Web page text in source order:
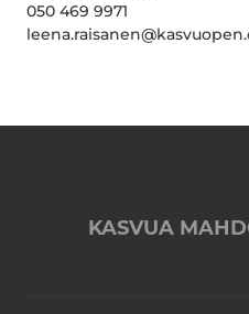
050 469 9971
KASVUA